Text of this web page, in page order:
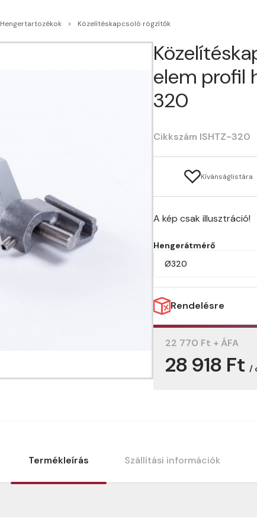
Hengertartozékok Közelítéskapcsoló rögzítők
elem profil
320
Cikkszám ISHTZ-320
Kívánságlistára
A kép csak illusztráció!
Hengerátmérő
Ø320
Rendelésre
22 770 Ft + ÁFA
28 918 Ft /
Termékleírás Szállítási információk